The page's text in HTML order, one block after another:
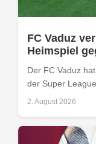
FC Vaduz
Heimspiel
Der FC Vaduz
der Super
2. August 2026